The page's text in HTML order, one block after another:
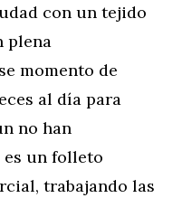
con un tejido
plena
momento de
al día para
no han
es un folleto
trabajando las